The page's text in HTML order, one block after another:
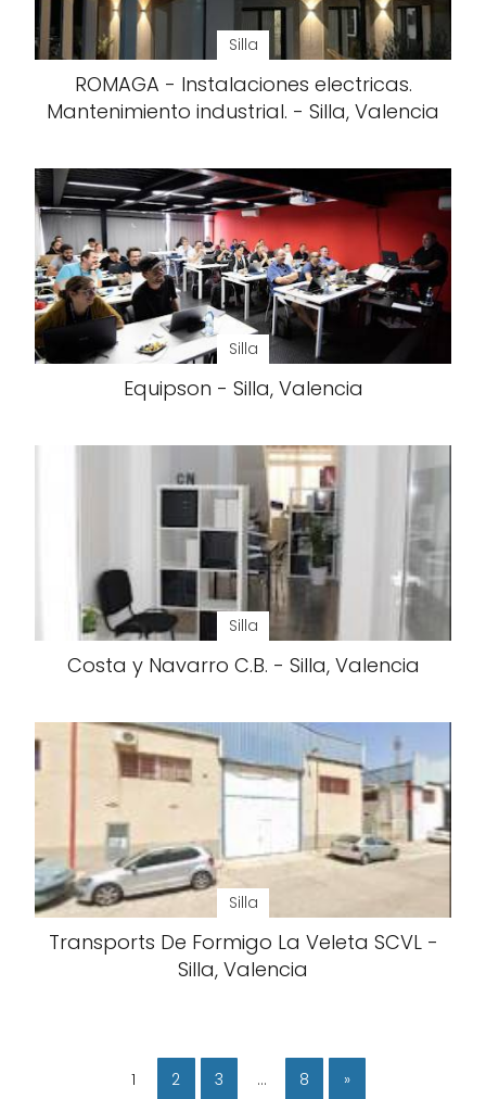
Silla
ROMAGA - Instalaciones electricas.
Mantenimiento industrial. - Silla, Valencia
Silla
Equipson - Silla, Valencia
Silla
Costa y Navarro C.B. - Silla, Valencia
Silla
Transports De Formigo La Veleta SCVL -
Silla, Valencia
1 2 3 … 8 »